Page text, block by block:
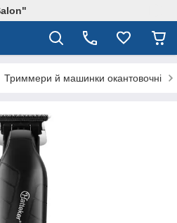
Триммери й машинки окантовочні